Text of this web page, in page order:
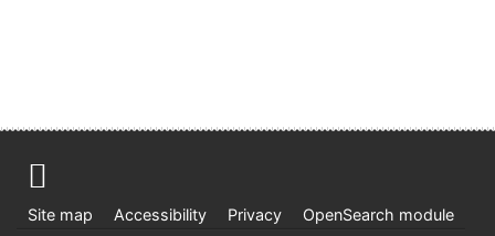
Site map Accessibility Privacy
OpenSearch module